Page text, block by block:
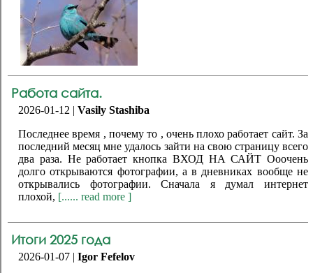
Работа сайта.
2026-01-12 | Vasily Stashiba
Последнее время , почему то , очень плохо работает сайт. За
последний месяц мне удалось зайти на свою страницу всего
два раза. Не работает кнопка ВХОД НА САЙТ Ооочень
долго открываются фотографии, а в дневниках вообще не
открывались фотографии. Сначала я думал интернет
плохой, [...... read more ]
Итоги 2025 года
2026-01-07 | Igor Fefelov